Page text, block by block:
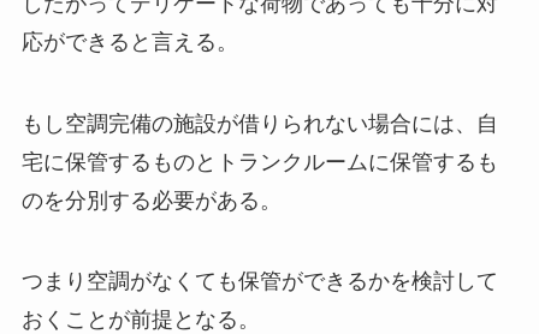
応ができると言える。
もし空調完備の施設が借りられない場合には、自
宅に保管するものとトランクルームに保管するも
のを分別する必要がある。
つまり空調がなくても保管ができるかを検討して
おくことが前提となる。